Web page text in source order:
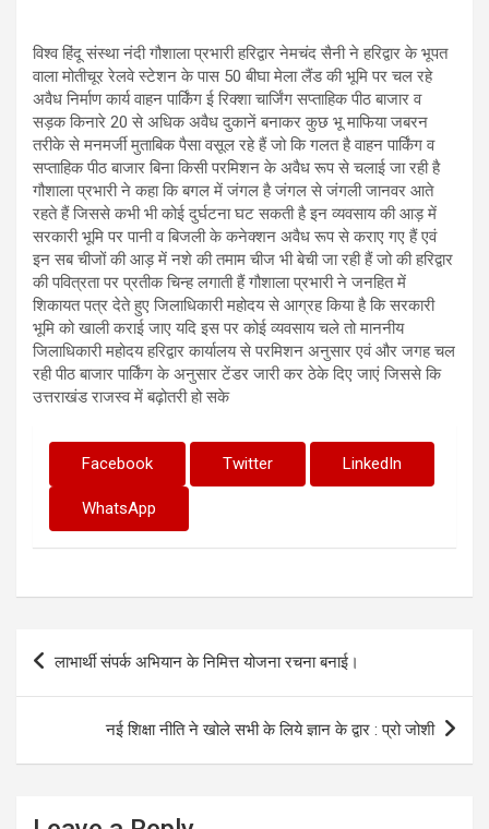
विश्व हिंदू संस्था नंदी गौशाला प्रभारी हरिद्वार नेमचंद सैनी ने हरिद्वार के भूपत
वाला मोतीचूर रेलवे स्टेशन के पास 50 बीघा मेला लैंड की भूमि पर चल रहे
अवैध निर्माण कार्य वाहन पार्किंग ई रिक्शा चार्जिंग सप्ताहिक पीठ बाजार व
सड़क किनारे 20 से अधिक अवैध दुकानें बनाकर कुछ भू माफिया जबरन
तरीके से मनमर्जी मुताबिक पैसा वसूल रहे हैं जो कि गलत है वाहन पार्किंग व
सप्ताहिक पीठ बाजार बिना किसी परमिशन के अवैध रूप से चलाई जा रही है
गौशाला प्रभारी ने कहा कि बगल में जंगल है जंगल से जंगली जानवर आते
रहते हैं जिससे कभी भी कोई दुर्घटना घट सकती है इन व्यवसाय की आड़ में
सरकारी भूमि पर पानी व बिजली के कनेक्शन अवैध रूप से कराए गए हैं एवं
इन सब चीजों की आड़ में नशे की तमाम चीज भी बेची जा रही हैं जो की हरिद्वार
की पवित्रता पर प्रतीक चिन्ह लगाती हैं गौशाला प्रभारी ने जनहित में
शिकायत पत्र देते हुए जिलाधिकारी महोदय से आग्रह किया है कि सरकारी
भूमि को खाली कराई जाए यदि इस पर कोई व्यवसाय चले तो माननीय
जिलाधिकारी महोदय हरिद्वार कार्यालय से परमिशन अनुसार एवं और जगह चल
रही पीठ बाजार पार्किंग के अनुसार टेंडर जारी कर ठेके दिए जाएं जिससे कि
उत्तराखंड राजस्व में बढ़ोतरी हो सके
Facebook Twitter LinkedIn
WhatsApp
Post
लाभार्थी संपर्क अभियान के निमित्त योजना रचना बनाई।
नई शिक्षा नीति ने खोले सभी के लिये ज्ञान के द्वार : प्रो जोशी